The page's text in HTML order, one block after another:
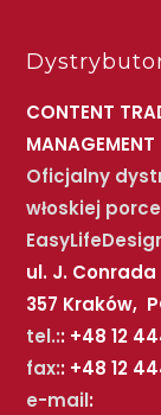
CONTENT
MANAGEMENT
Oficjalny
włoskiej
ul. J. Conrada
357 Kraków,
tel.:: +48 12
fax:: +48 12
e-mail: